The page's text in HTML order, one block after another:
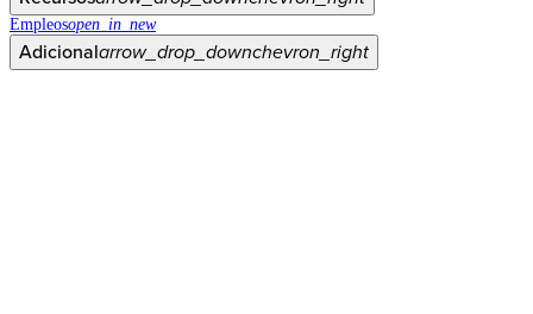
Empleosopen_in_new
Adicionalarrow_drop_downchevron_right